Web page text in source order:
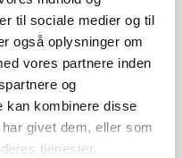
til sociale medier og til
også oplysninger om
vores partnere inden
og
kan kombinere disse
givet dem, eller som
tjenester.
i. Farsen
koriander i farsen, og
Steg dem som
på pande i olie, det
på de fire sidste
så der sidder 3